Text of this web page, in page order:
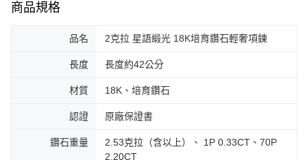
商品規格
品名 2克拉 星語緞光 18K培育鑽石輕奢項鍊
長度 長度約42公分
材質 18K、培育鑽石
認證 原廠保證書
鑽石重量
2.53克拉（含以上）、 1P 0.33CT、70P
2.20CT